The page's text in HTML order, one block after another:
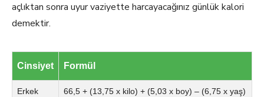
açlıktan sonra uyur vaziyette harcayacağınız günlük kalori
demektir.
Cinsiyet Formül
Erkek 66,5 + (13,75 x kilo) + (5,03 x boy) – (6,75 x yaş)